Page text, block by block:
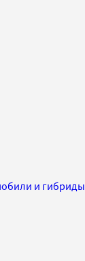
и гибриды